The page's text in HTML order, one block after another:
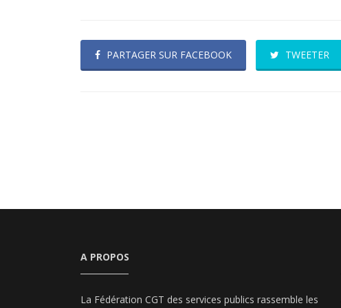
PARTAGER SUR FACEBOOK TWEETER
A PROPOS
La Fédération CGT des services publics rassemble les